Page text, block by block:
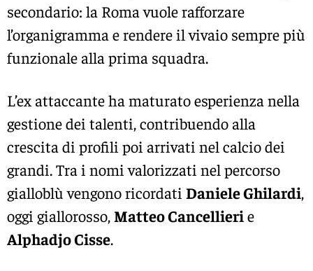
secondario: la Roma vuole rafforzare
l’organigramma e rendere il vivaio sempre più
funzionale alla prima squadra.
L’ex attaccante ha maturato esperienza nella
gestione dei talenti, contribuendo alla
crescita di profili poi arrivati nel calcio dei
grandi. Tra i nomi valorizzati nel percorso
gialloblù vengono ricordati Daniele Ghilardi,
oggi giallorosso, Matteo Cancellierie
Alphadjo Cisse.